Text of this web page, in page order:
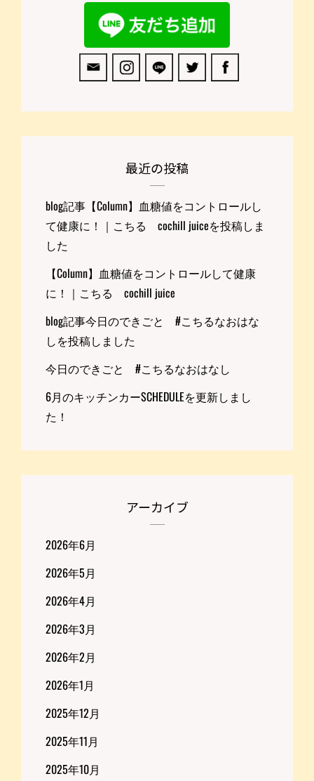
最近の投稿
blog記事【Column】血糖値をコントロールし
て健康に！｜こちる cochill juiceを投稿しま
した
【Column】血糖値をコントロールして健康
に！｜こちる cochill juice
blog記事今日のできごと #こちるなおはな
しを投稿しました
今日のできごと #こちるなおはなし
6月のキッチンカーSCHEDULEを更新しまし
た！
アーカイブ
2026年6月
2026年5月
2026年4月
2026年3月
2026年2月
2026年1月
2025年12月
2025年11月
2025年10月